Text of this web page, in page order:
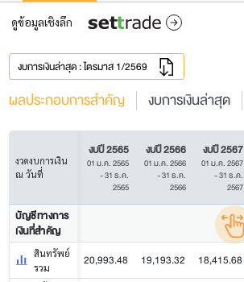
ดูข้อมูลเชิงลึก
งบการเงินล่าสุด : ไตรมาส 1/2569
ผลประกอบการสำคัญ งบการเงินล่าสุด
งวดงบการเงิน
ณ วันที่
งบปี 2565
01 ม.ค. 2565
- 31 ธ.ค.
2565
งบปี 2566
01 ม.ค. 2566
- 31 ธ.ค.
2566
งบปี 2567
01 ม.ค. 2567
- 31 ธ.ค.
2567
บัญชีทางการ
เงินที่สำคัญ
สินทรัพย์
รวม
20,993.48 19,193.32 18,415.68